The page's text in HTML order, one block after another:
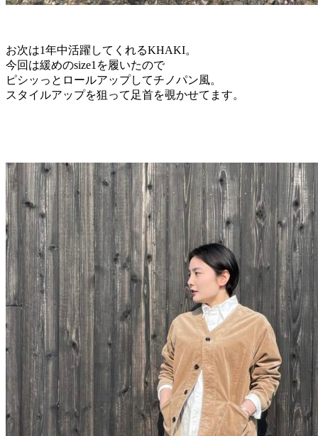
お次は1年中活躍してくれるKHAKI。
今回は緩めのsize1を履いたので
ピシッっとロールアップしてチノパン風。
スタイルアップを狙って足首を覗かせてます。